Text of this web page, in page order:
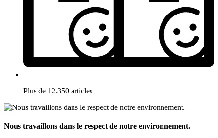
Plus de 12.350 articles
Nous travaillons dans le respect de notre environnement.